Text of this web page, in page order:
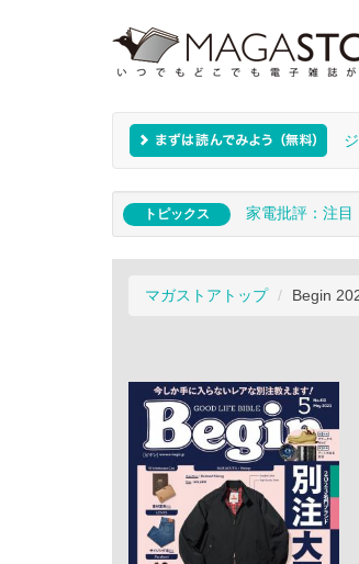
トピックス 家電批評：注目
マガストアトップ Begin